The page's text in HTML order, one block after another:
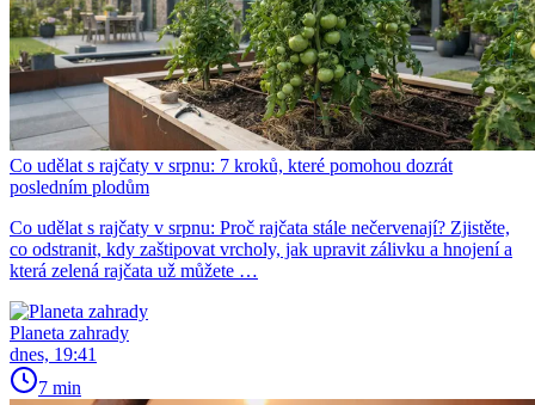
Co udělat s rajčaty v srpnu: 7 kroků, které pomohou dozrát
posledním plodům
Co udělat s rajčaty v srpnu: Proč rajčata stále nečervenají? Zjistěte,
co odstranit, kdy zaštipovat vrcholy, jak upravit zálivku a hnojení a
která zelená rajčata už můžete …
Planeta zahrady
dnes, 19:41
7 min